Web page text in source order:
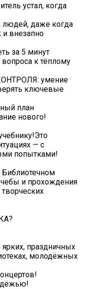
устал, когда
даже когда
и внезапно
за 5 минут
к тёплому
умение
ключевые
план
нового!
— с
попытками!
Библиотечном
и прохождения
праздничных
молодёжных